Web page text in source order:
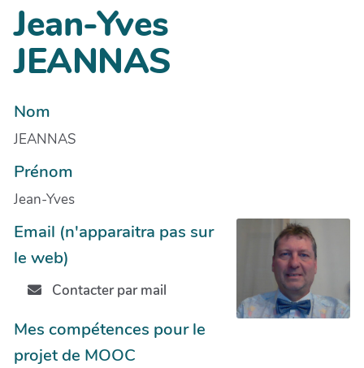
Jean-Yves
JEANNAS
Nom
JEANNAS
Prénom
Jean-Yves
Email (n'apparaitra pas sur
le web)
Contacter par mail
Mes compétences pour le
projet de MOOC